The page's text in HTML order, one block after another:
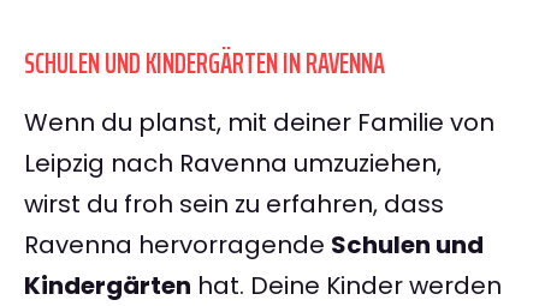
SCHULEN UND KINDERGÄRTEN IN RAVENNA
Wenn du planst, mit deiner Familie von
Leipzig nach Ravenna umzuziehen,
wirst du froh sein zu erfahren, dass
Ravenna hervorragende Schulen und
Kindergärten hat. Deine Kinder werden